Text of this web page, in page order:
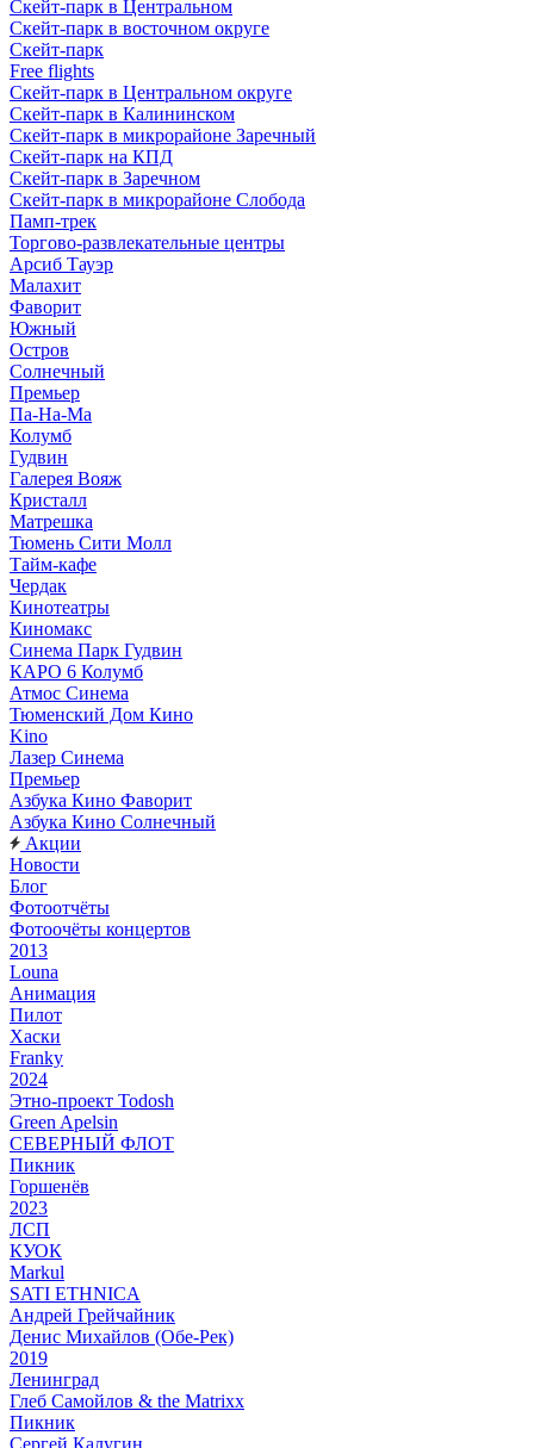
Скейт-парк в Центральном
Скейт-парк в восточном округе
Скейт-парк
Free flights
Скейт-парк в Центральном округе
Скейт-парк в Калининском
Скейт-парк в микрорайоне Заречный
Скейт-парк на КПД
Скейт-парк в Заречном
Скейт-парк в микрорайоне Слобода
Памп-трек
Торгово-развлекательные центры
Арсиб Тауэр
Малахит
Фаворит
Южный
Остров
Солнечный
Премьер
Па-На-Ма
Колумб
Гудвин
Галерея Вояж
Кристалл
Матрешка
Тюмень Сити Молл
Тайм-кафе
Чердак
Кинотеатры
Киномакс
Синема Парк Гудвин
КАРО 6 Колумб
Атмос Синема
Тюменский Дом Кино
Kino
Лазер Синема
Премьер
Азбука Кино Фаворит
Азбука Кино Солнечный
Акции
Новости
Блог
Фотоотчёты
Фотоочёты концертов
2013
Louna
Анимация
Пилот
Хаски
Franky
2024
Этно-проект Todosh
Green Apelsin
СЕВЕРНЫЙ ФЛОТ
Пикник
Горшенёв
2023
ЛСП
КУОК
Markul
SATI ETHNICA
Андрей Грейчайник
Денис Михайлов (Обе-Рек)
2019
Ленинград
Глеб Самойлов & the Matrixx
Пикник
Сергей Калугин